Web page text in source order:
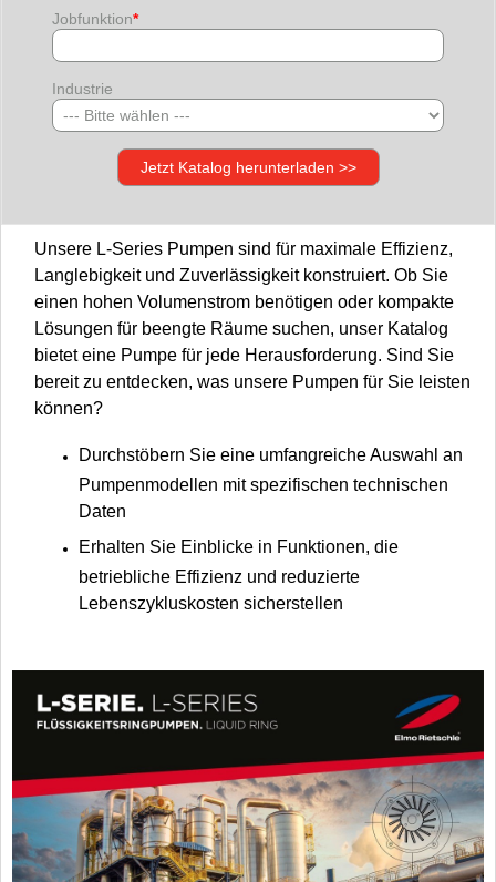
Jobfunktion*
Industrie
Unsere L-Series Pumpen sind für maximale Effizienz,
Langlebigkeit und Zuverlässigkeit konstruiert. Ob Sie
einen hohen Volumenstrom benötigen oder kompakte
Lösungen für beengte Räume suchen, unser Katalog
bietet eine Pumpe für jede Herausforderung. Sind Sie
bereit zu entdecken, was unsere Pumpen für Sie leisten
können?
Durchstöbern Sie eine umfangreiche Auswahl an
Pumpenmodellen mit spezifischen technischen
Daten
Erhalten Sie Einblicke in Funktionen, die
betriebliche Effizienz und reduzierte
Lebenszykluskosten sicherstellen